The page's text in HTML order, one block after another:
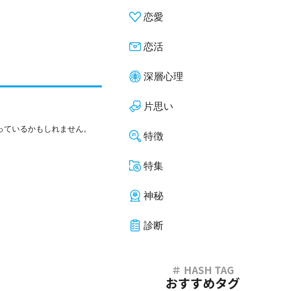
いるかもしれません。
恋愛
恋活
深層心理
片思い
特徴
特集
神秘
診断
おすすめタグ